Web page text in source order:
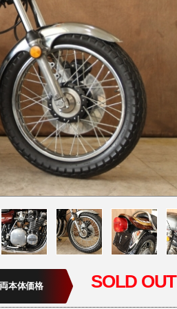
本体価格 SOLD OUT